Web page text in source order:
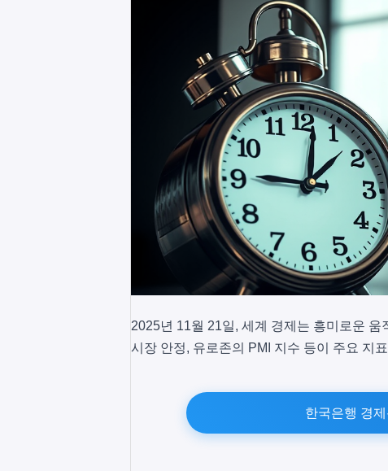
2025년 11월 21일, 세계 경제는 흥미로운
시장 안정, 유로존의 PMI 지수 등이 주요 지
한국은행 경